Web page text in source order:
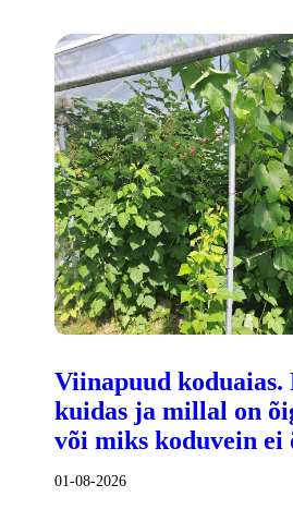
Viinapuud koduaias.
kuidas ja millal on
või miks koduvein ei
01-08-2026